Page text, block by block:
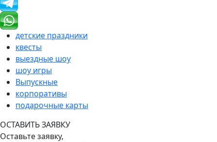
детские праздники
квесты
выездные шоу
шоу игры
Выпускные
корпоративы
подарочные карты
ОСТАВИТЬ ЗАЯВКУ
Оставьте заявку,